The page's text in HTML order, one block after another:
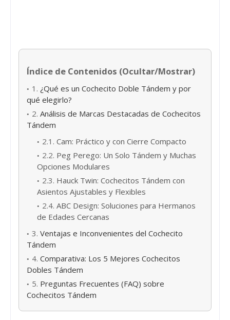
Índice de Contenidos (Ocultar/Mostrar)
1. ¿Qué es un Cochecito Doble Tándem y por
qué elegirlo?
2. Análisis de Marcas Destacadas de Cochecitos
Tándem
2.1. Cam: Práctico y con Cierre Compacto
2.2. Peg Perego: Un Solo Tándem y Muchas
Opciones Modulares
2.3. Hauck Twin: Cochecitos Tándem con
Asientos Ajustables y Flexibles
2.4. ABC Design: Soluciones para Hermanos
de Edades Cercanas
3. Ventajas e Inconvenientes del Cochecito
Tándem
4. Comparativa: Los 5 Mejores Cochecitos
Dobles Tándem
5. Preguntas Frecuentes (FAQ) sobre
Cochecitos Tándem